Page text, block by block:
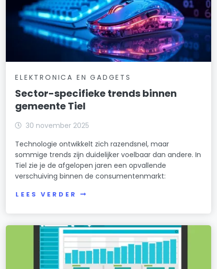
ELEKTRONICA EN GADGETS
Sector-specifieke trends binnen
gemeente Tiel
30 november 2025
Technologie ontwikkelt zich razendsnel, maar
sommige trends zijn duidelijker voelbaar dan andere. In
Tiel zie je de afgelopen jaren een opvallende
verschuiving binnen de consumentenmarkt:
LEES VERDER